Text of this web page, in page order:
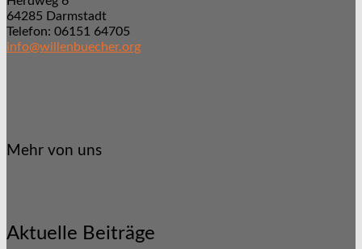
64285 Darmstadt
Telefon: 06151 64705
info@willenbuecher.org
Mehr von uns
Aktuelle Beiträge